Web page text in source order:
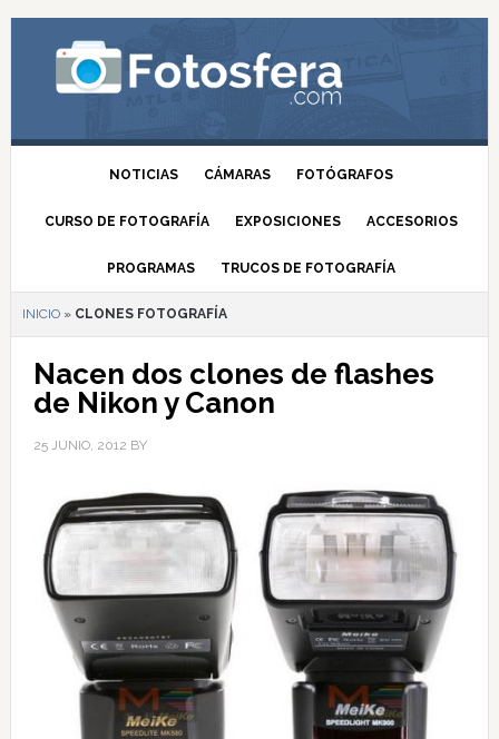
NOTICIAS CÁMARAS FOTÓGRAFOS
CURSO DE FOTOGRAFÍA EXPOSICIONES ACCESORIOS
PROGRAMAS TRUCOS DE FOTOGRAFÍA
INICIO» CLONES FOTOGRAFÍA
Nacen dos clones de flashes
de Nikon y Canon
25 JUNIO, 2012 BY